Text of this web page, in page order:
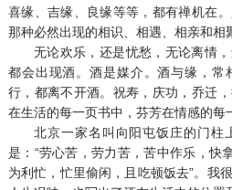
喜缘、吉缘、良缘等等，都有禅机在
那种必然出现的相识、相遇、相亲和相
无论欢乐，还是忧愁，无论离情
都会出现酒。酒是媒介。酒与缘，常
行，都离不开酒。祝寿，庆功，乔迁
在生活的每一页书中，芬芳在情感的每
北京一家名叫向阳屯饭庄的门柱
是：“劳心苦，劳力苦，苦中作乐，快
为利忙，忙里偷闲，且吃顿饭去”。我